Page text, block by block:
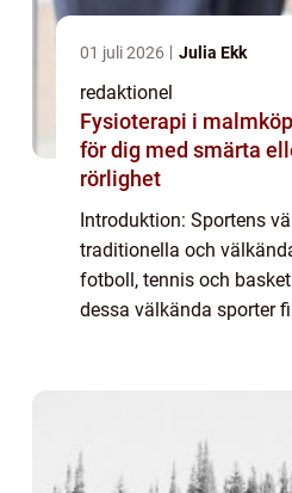
01 juli 2026 Julia Ekk
redaktionel
Fysioterapi i malmköping
för dig med smärta
rörlighet
Introduktion: Sportens
traditionella och
fotboll, tennis och
dessa välkända sporter